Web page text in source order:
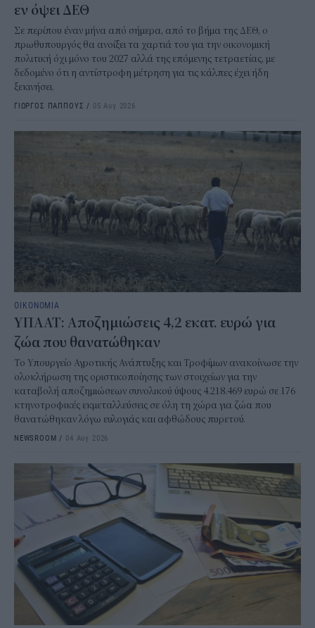
εν όψει ΔΕΘ
Σε περίπου έναν μήνα από σήμερα, από το βήμα της ΔΕΘ, ο
πρωθυπουργός θα ανοίξει τα χαρτιά του για την οικονομική
πολιτική όχι μόνο του 2027 αλλά της επόμενης τετραετίας, με
δεδομένο ότι η αντίστροφη μέτρηση για τις κάλπες έχει ήδη
ξεκινήσει.
ΓΙΩΡΓΟΣ ΠΑΠΠΟΥΣ / 05 Αυγ 2026
ΟΙΚΟΝΟΜΙΑ
ΥΠΑΑΤ: Αποζημιώσεις 4,2 εκατ. ευρώ για
ζώα που θανατώθηκαν
Το Υπουργείο Αγροτικής Ανάπτυξης και Τροφίμων ανακοίνωσε την
ολοκλήρωση της οριστικοποίησης των στοιχείων για την
καταβολή αποζημιώσεων συνολικού ύψους 4.218.469 ευρώ σε 176
κτηνοτροφικές εκμεταλλεύσεις σε όλη τη χώρα για ζώα που
θανατώθηκαν λόγω ευλογιάς και αφθώδους πυρετού.
NEWSROOM / 04 Αυγ 2026